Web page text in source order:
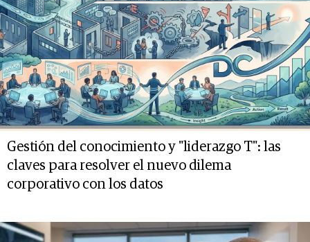
Gestión del conocimiento y "liderazgo T": las
claves para resolver el nuevo dilema
corporativo con los datos